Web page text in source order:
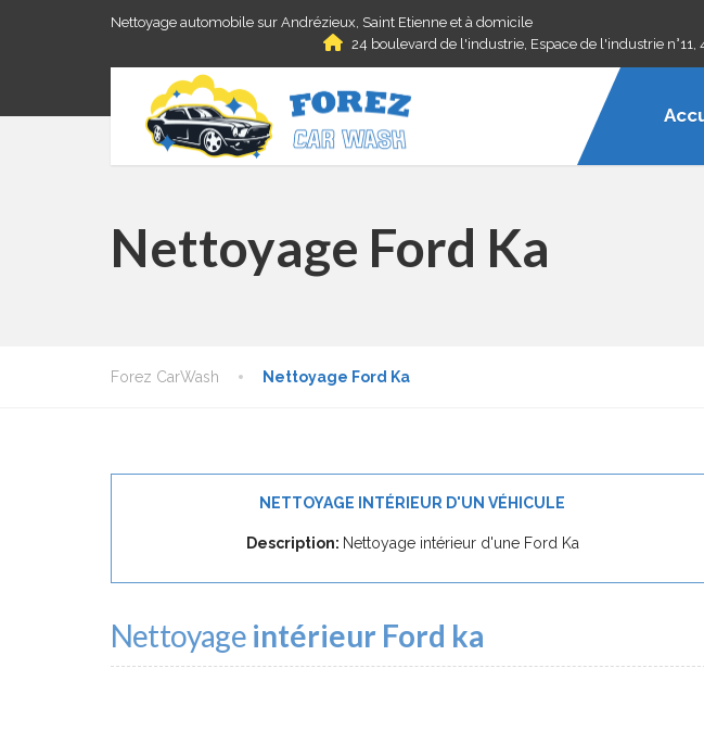
Nettoyage automobile sur Andrézieux, Saint Etienne et à domicile
24 boulevard de l'industrie, Espace de l'industrie n°11,
Nettoyage Ford Ka
Forez CarWash Nettoyage Ford Ka
NETTOYAGE INTÉRIEUR D'UN VÉHICULE
Description: Nettoyage intérieur d'une Ford Ka
Nettoyageintérieur Ford ka